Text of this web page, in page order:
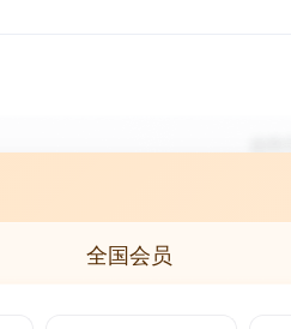
全国会员